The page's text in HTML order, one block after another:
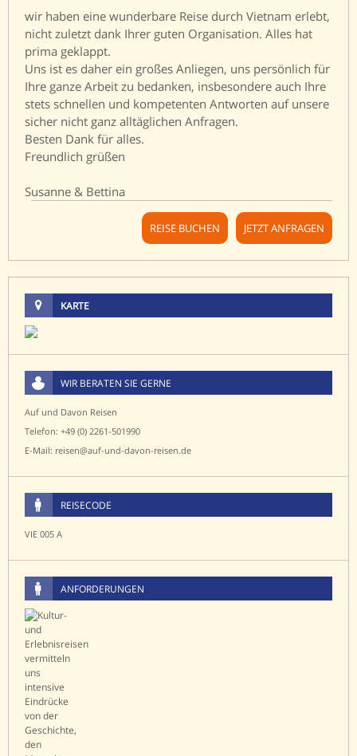
wir haben eine wunderbare Reise durch Vietnam erlebt,
nicht zuletzt dank Ihrer guten Organisation. Alles hat
prima geklappt.
Uns ist es daher ein großes Anliegen, uns persönlich für
Ihre ganze Arbeit zu bedanken, insbesondere auch Ihre
stets schnellen und kompetenten Antworten auf unsere
sicher nicht ganz alltäglichen Anfragen.
Besten Dank für alles.
Freundlich grüßen
Susanne & Bettina
JETZT ANFRAGEN
REISE BUCHEN
KARTE
WIR BERATEN SIE GERNE
Auf und Davon Reisen
Telefon: +49 (0) 2261-501990
E-Mail: reisen@auf-und-davon-reisen.de
REISECODE
VIE 005 A
ANFORDERUNGEN